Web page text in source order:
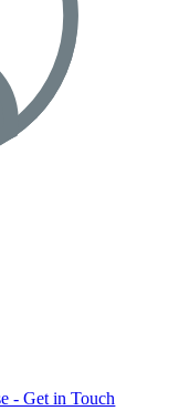
- Get in Touch